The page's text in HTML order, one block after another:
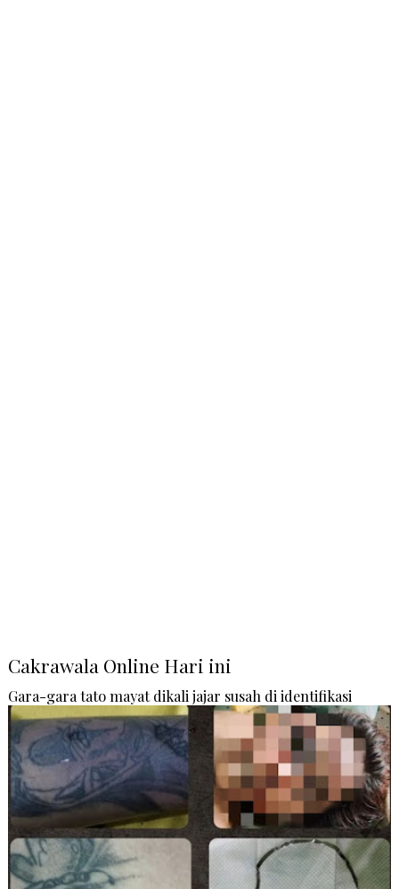
Cakrawala Online Hari ini
Gara-gara tato mayat dikali jajar susah di identifikasi